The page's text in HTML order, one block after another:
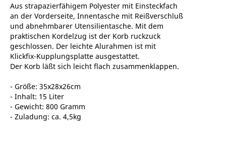
Aus strapazierfähigem Polyester mit Einsteckfach
an der Vorderseite, Innentasche mit Reißverschluß
und abnehmbarer Utensilientasche. Mit dem
praktischen Kordelzug ist der Korb ruckzuck
geschlossen. Der leichte Alurahmen ist mit
Klickfix-Kupplungsplatte ausgestattet.
Der Korb läßt sich leicht flach zusammenklappen.
- Größe: 35x28x26cm
- Inhalt: 15 Liter
- Gewicht: 800 Gramm
- Zuladung: ca. 4,5kg